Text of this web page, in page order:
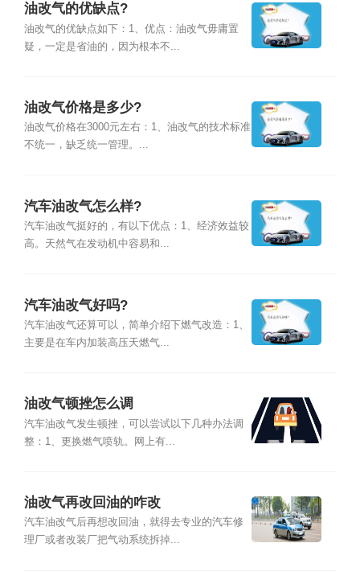
油改气的优缺点?
油改气的优缺点如下：1、优点：油改气毋庸置
疑，一定是省油的，因为根本不...
油改气价格是多少?
油改气价格在3000元左右：1、油改气的技术标准
不统一，缺乏统一管理。...
汽车油改气怎么样?
汽车油改气挺好的，有以下优点：1、经济效益较
高。天然气在发动机中容易和...
汽车油改气好吗?
汽车油改气还算可以，简单介绍下燃气改造：1、
主要是在车内加装高压天燃气...
油改气顿挫怎么调
汽车油改气发生顿挫，可以尝试以下几种办法调
整：1、更换燃气喷轨。网上有...
油改气再改回油的咋改
汽车油改气后再想改回油，就得去专业的汽车修
理厂或者改装厂把气动系统拆掉...